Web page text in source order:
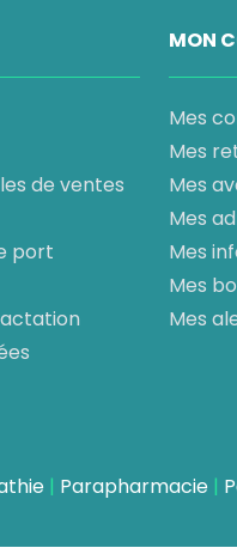
de ventes
port
MON
Mes
Mes
Mes
Mes
Mes
Mes
Mes
Parapharmacie